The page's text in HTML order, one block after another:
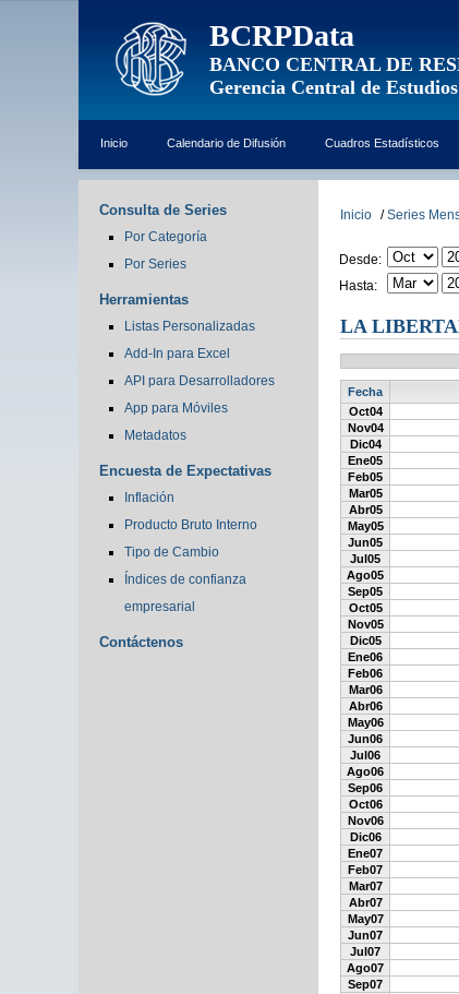
BCRPData
BANCO CENTRAL DE
Gerencia Central de
Inicio Calendario de Difusión Cuadros Estadísticos
Consulta de Series
Por Categoría
Por Series
Herramientas
Listas Personalizadas
Add-In para Excel
API para Desarrolladores
App para Móviles
Metadatos
Encuesta de Expectativas
Inflación
Producto Bruto Interno
Tipo de Cambio
Índices de confianza
empresarial
Contáctenos
Inicio / Series
Desde:
Hasta:
LA
Fecha
Oct04
Nov04
Dic04
Ene05
Feb05
Mar05
Abr05
May05
Jun05
Jul05
Ago05
Sep05
Oct05
Nov05
Dic05
Ene06
Feb06
Mar06
Abr06
May06
Jun06
Jul06
Ago06
Sep06
Oct06
Nov06
Dic06
Ene07
Feb07
Mar07
Abr07
May07
Jun07
Jul07
Ago07
Sep07